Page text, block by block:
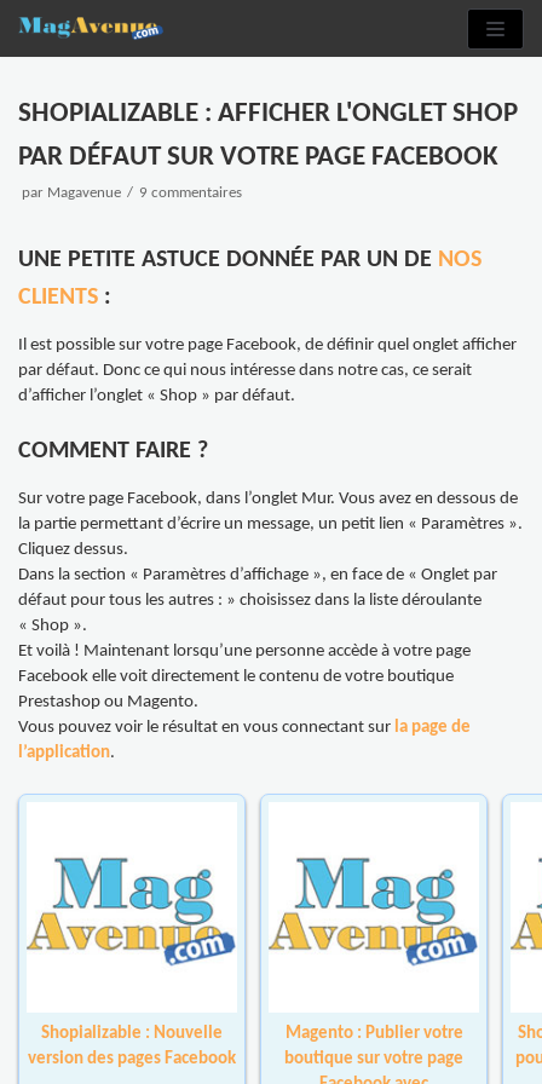
Aller
SHOPIALIZABLE : AFFICHER L'ONGLET SHOP
PAR DÉFAUT SUR VOTRE PAGE FACEBOOK
par Magavenue 9 commentaires
UNE PETITE ASTUCE DONNÉE PAR UN DE NOS
CLIENTS :
Il est possible sur votre page Facebook, de définir quel onglet afficher
par défaut. Donc ce qui nous intéresse dans notre cas, ce serait
d’afficher l’onglet « Shop » par défaut.
COMMENT FAIRE ?
Sur votre page Facebook, dans l’onglet Mur. Vous avez en dessous de
la partie permettant d’écrire un message, un petit lien « Paramètres ».
Cliquez dessus.
Dans la section « Paramètres d’affichage », en face de « Onglet par
défaut pour tous les autres : » choisissez dans la liste déroulante
« Shop ».
Et voilà ! Maintenant lorsqu’une personne accède à votre page
Facebook elle voit directement le contenu de votre boutique
Prestashop ou Magento.
Vous pouvez voir le résultat en vous connectant sur la page de
l’application.
Shopializable : Nouvelle
version des pages Facebook
Magento : Publier votre
boutique sur votre page